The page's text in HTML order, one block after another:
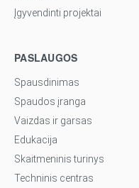
Įgyvendinti projektai
PASLAUGOS
Spausdinimas
Spaudos įranga
Vaizdas ir garsas
Edukacija
Skaitmeninis turinys
Techninis centras